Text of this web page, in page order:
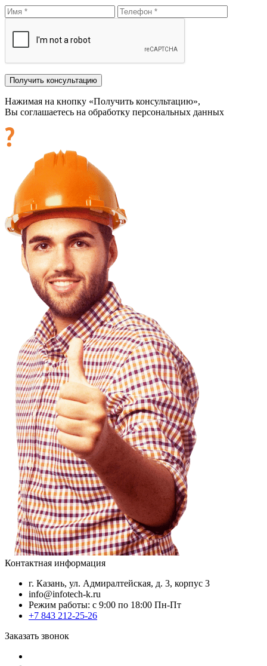
Нажимая на кнопку «Получить консультацию»,
Вы соглашаетесь на обработку персональных данных
Контактная информация
г. Казань, ул. Адмиралтейская, д. 3, корпус 3
info@infotech-k.ru
Режим работы: с 9:00 по 18:00 Пн-Пт
+7 843 212-25-26
Заказать звонок